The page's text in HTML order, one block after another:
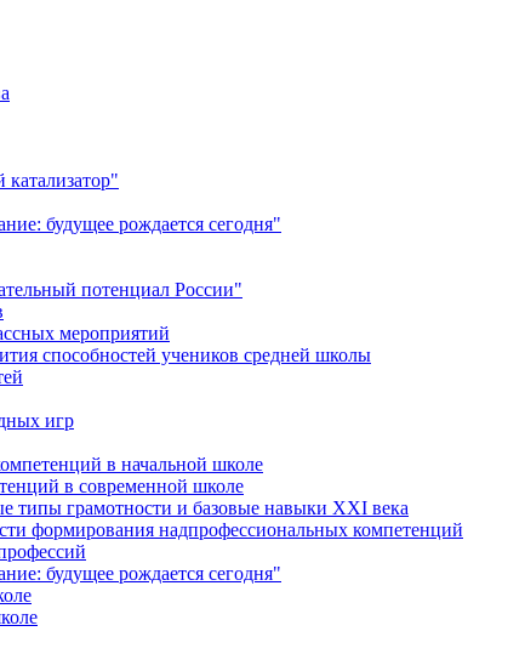
будущее рождается сегодня"
потенциал России"
мероприятий
способностей учеников средней школы
игр
в начальной школе
в современной школе
типы грамотности и базовые навыки XXI века
формирования надпрофессиональных компетенций
будущее рождается сегодня"